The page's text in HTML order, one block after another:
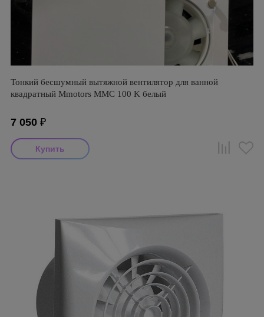
Тонкий бесшумный вытяжной вентилятор для ванной
квадратный Mmotors ММC 100 K белый
7 050 ₽